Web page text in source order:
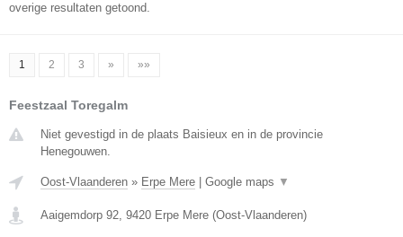
overige resultaten getoond.
1 2 3 » »»
Feestzaal Toregalm
Niet gevestigd in de plaats Baisieux en in de provincie
Henegouwen.
Oost-Vlaanderen » Erpe Mere Google maps ▼
Aaigemdorp 92, 9420 Erpe Mere (Oost-Vlaanderen)